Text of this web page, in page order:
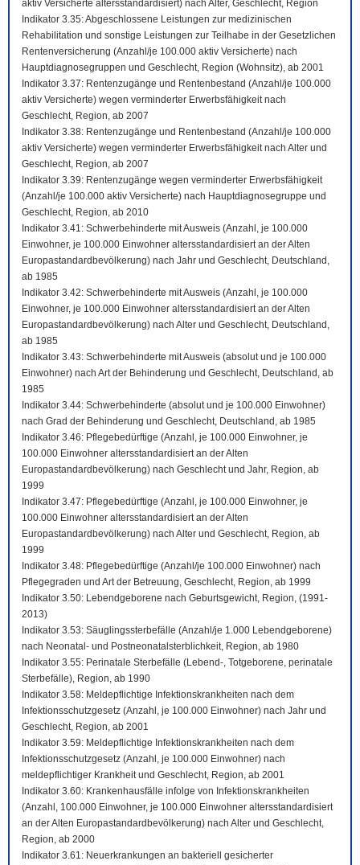
aktiv Versicherte altersstandardisiert) nach Alter, Geschlecht, Region
Indikator 3.35: Abgeschlossene Leistungen zur medizinischen
Rehabilitation und sonstige Leistungen zur Teilhabe in der Gesetzlichen
Rentenversicherung (Anzahl/je 100.000 aktiv Versicherte) nach
Hauptdiagnosegruppen und Geschlecht, Region (Wohnsitz), ab 2001
Indikator 3.37: Rentenzugänge und Rentenbestand (Anzahl/je 100.000
aktiv Versicherte) wegen verminderter Erwerbsfähigkeit nach
Geschlecht, Region, ab 2007
Indikator 3.38: Rentenzugänge und Rentenbestand (Anzahl/je 100.000
aktiv Versicherte) wegen verminderter Erwerbsfähigkeit nach Alter und
Geschlecht, Region, ab 2007
Indikator 3.39: Rentenzugänge wegen verminderter Erwerbsfähigkeit
(Anzahl/je 100.000 aktiv Versicherte) nach Hauptdiagnosegruppe und
Geschlecht, Region, ab 2010
Indikator 3.41: Schwerbehinderte mit Ausweis (Anzahl, je 100.000
Einwohner, je 100.000 Einwohner altersstandardisiert an der Alten
Europastandardbevölkerung) nach Jahr und Geschlecht, Deutschland,
ab 1985
Indikator 3.42: Schwerbehinderte mit Ausweis (Anzahl, je 100.000
Einwohner, je 100.000 Einwohner altersstandardisiert an der Alten
Europastandardbevölkerung) nach Alter und Geschlecht, Deutschland,
ab 1985
Indikator 3.43: Schwerbehinderte mit Ausweis (absolut und je 100.000
Einwohner) nach Art der Behinderung und Geschlecht, Deutschland, ab
1985
Indikator 3.44: Schwerbehinderte (absolut und je 100.000 Einwohner)
nach Grad der Behinderung und Geschlecht, Deutschland, ab 1985
Indikator 3.46: Pflegebedürftige (Anzahl, je 100.000 Einwohner, je
100.000 Einwohner altersstandardisiert an der Alten
Europastandardbevölkerung) nach Geschlecht und Jahr, Region, ab
1999
Indikator 3.47: Pflegebedürftige (Anzahl, je 100.000 Einwohner, je
100.000 Einwohner altersstandardisiert an der Alten
Europastandardbevölkerung) nach Alter und Geschlecht, Region, ab
1999
Indikator 3.48: Pflegebedürftige (Anzahl/je 100.000 Einwohner) nach
Pflegegraden und Art der Betreuung, Geschlecht, Region, ab 1999
Indikator 3.50: Lebendgeborene nach Geburtsgewicht, Region, (1991-
2013)
Indikator 3.53: Säuglingssterbefälle (Anzahl/je 1.000 Lebendgeborene)
nach Neonatal- und Postneonatalsterblichkeit, Region, ab 1980
Indikator 3.55: Perinatale Sterbefälle (Lebend-, Totgeborene, perinatale
Sterbefälle), Region, ab 1990
Indikator 3.58: Meldepflichtige Infektionskrankheiten nach dem
Infektionsschutzgesetz (Anzahl, je 100.000 Einwohner) nach Jahr und
Geschlecht, Region, ab 2001
Indikator 3.59: Meldepflichtige Infektionskrankheiten nach dem
Infektionsschutzgesetz (Anzahl, je 100.000 Einwohner) nach
meldepflichtiger Krankheit und Geschlecht, Region, ab 2001
Indikator 3.60: Krankenhausfälle infolge von Infektionskrankheiten
(Anzahl, 100.000 Einwohner, je 100.000 Einwohner altersstandardisiert
an der Alten Europastandardbevölkerung) nach Alter und Geschlecht,
Region, ab 2000
Indikator 3.61: Neuerkrankungen an bakteriell gesicherter